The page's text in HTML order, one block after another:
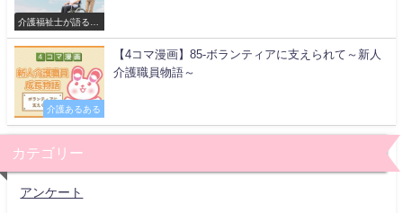
介護福祉士が語る現
場
介護あるある
【4コマ漫画】85-ボランティアに支えられて～新人
介護職員物語～
カテゴリー
アンケート